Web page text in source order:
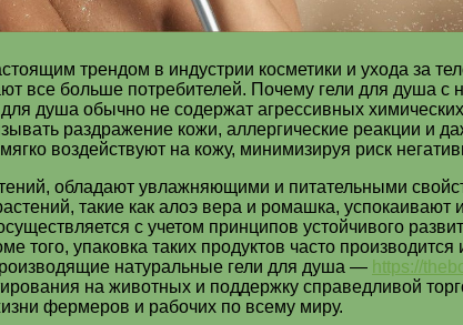
трендом в индустрии косметики и ухода за
все больше потребителей. Почему гели для душа с
душа обычно не содержат агрессивных
раздражение кожи, аллергические реакции и
воздействуют на кожу, минимизируя риск
обладают увлажняющими и питательными
такие как алоэ вера и ромашка, успокаивают
с учетом принципов устойчивого
того, упаковка таких продуктов часто
натуральные гели для душа — https://
на животных и поддержку справедливой
фермеров и рабочих по всему миру.